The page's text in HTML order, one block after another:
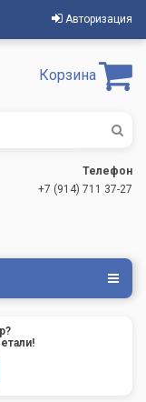
Авторизация
Корзина
Телефон
+7 (914) 711 37-27